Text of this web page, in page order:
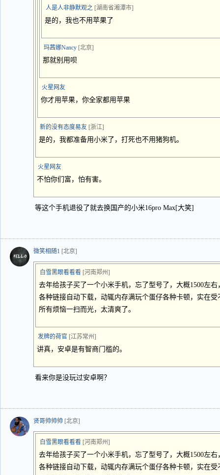
人是人非静默观之 [湖南省湘潭市]
是的，我也不用苹果了
玛茜娜Nancy [北京]
那就别用呗
火星网友
你才用苹果，你全家都用苹果
新的没有态度易友 [浙江]
是的，我都准备用小米了，打死也不用猪狗机。
火星网友
不怕你们富，怕有害。
等这个手机退役了就去换国产的小米16pro Max[大笑]
微笑相随1 [北京]
白雪黑眼看看看 [河南郑州]
去年给孩子买了一个小米手机，忘了型号了，大概1500左
各种链接自动下载，动辄内存满玩个蛋仔各种卡顿，实在
所有烦恼一扫而光，太清爽了。
发牌的荷官 [江苏常州]
讲真，安卓是有智商门槛的。
看来你是没玩过安卓啊？
贤哥帅帅帅 [北京]
白雪黑眼看看看 [河南郑州]
去年给孩子买了一个小米手机，忘了型号了，大概1500左
各种链接自动下载，动辄内存满玩个蛋仔各种卡顿，实在